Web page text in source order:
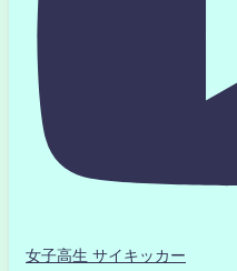
女子高生 サイキッカー